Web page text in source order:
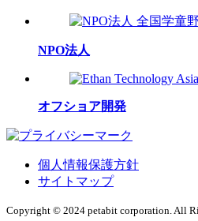
NPO法人
オフショア開発
個人情報保護方針
サイトマップ
Copyright © 2024 petabit corporation. All